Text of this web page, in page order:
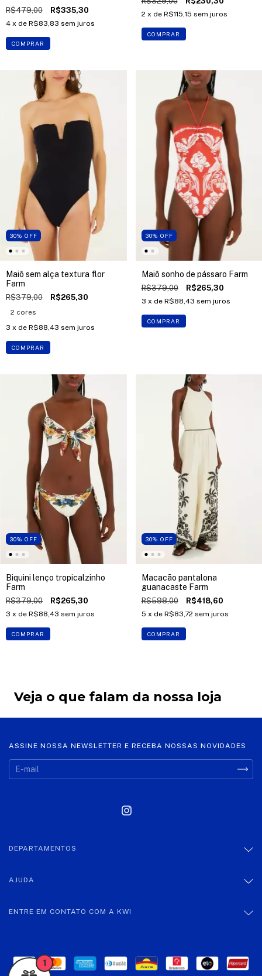
R$479,00 R$335,30
4 x de R$83,83 sem juros
COMPRAR
2 x de R$115,15 sem juros
COMPRAR
30% OFF
Maiô sem alça textura flor
Farm
R$379,00 R$265,30
2 cores
3 x de R$88,43 sem juros
COMPRAR
30% OFF
Maiô sonho de pássaro Farm
R$379,00 R$265,30
3 x de R$88,43 sem juros
COMPRAR
30% OFF
Biquini lenço tropicalzinho
Farm
R$379,00 R$265,30
3 x de R$88,43 sem juros
COMPRAR
30% OFF
Macacão pantalona
guanacaste Farm
R$598,00 R$418,60
5 x de R$83,72 sem juros
COMPRAR
Veja o que falam da nossa loja
ASSINE NOSSA NEWSLETTER E RECEBA NOSSAS NOVIDADES
DEPARTAMENTOS
AJUDA
ENTRE EM CONTATO COM A KWI
1